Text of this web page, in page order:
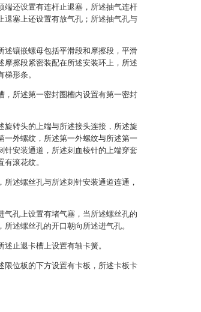
端还设置有连杆止退塞，所述抽气连杆
退塞上还设置有放气孔；所述抽气孔与
述镶嵌螺母包括平滑段和摩擦段，平滑
擦段紧密装配在所述安装环上，所述
形条。
，所述第一密封圈槽内设置有第一密封
转头的上端与所述接头连接，所述旋
外螺纹，所述第一外螺纹与所述第一
针安装通道，所述刺血棱针的上端穿套
滚花纹。
述螺丝孔与所述刺针安装通道连通，
孔上设置有堵气塞，当所述螺丝孔的
述螺丝孔的开口朝向所述进气孔。
止退卡槽上设置有轴卡簧。
限位板的下方设置有卡板，所述卡板卡